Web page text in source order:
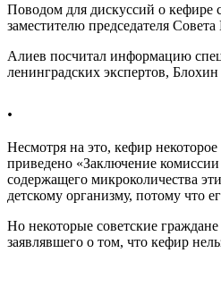
Поводом для дискуссий о кефире
заместителю председателя
Алиев посчитал информацию
ленинградских экспертов,
.
Несмотря на это, кефир
приведено «Заключение
содержащего микроколичества
детскому организму, потому что
Но некоторые советские
заявлявшего о том, что кефир